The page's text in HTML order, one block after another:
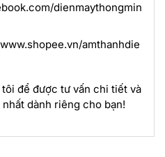
dienmaythongmin
www.shopee.vn/amthanhdie
để được tư vấn chi tiết và
dành riêng cho bạn!